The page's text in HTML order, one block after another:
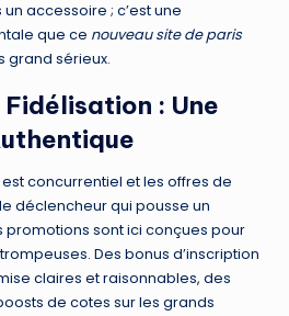
accessoire ; c’est une
que ce nouveau site de paris
grand sérieux.
: Une
concurrentiel et les offres de
déclencheur qui pousse un
promotions sont ici conçues pour
Des bonus d’inscription
claires et raisonnables, des
de cotes sur les grands